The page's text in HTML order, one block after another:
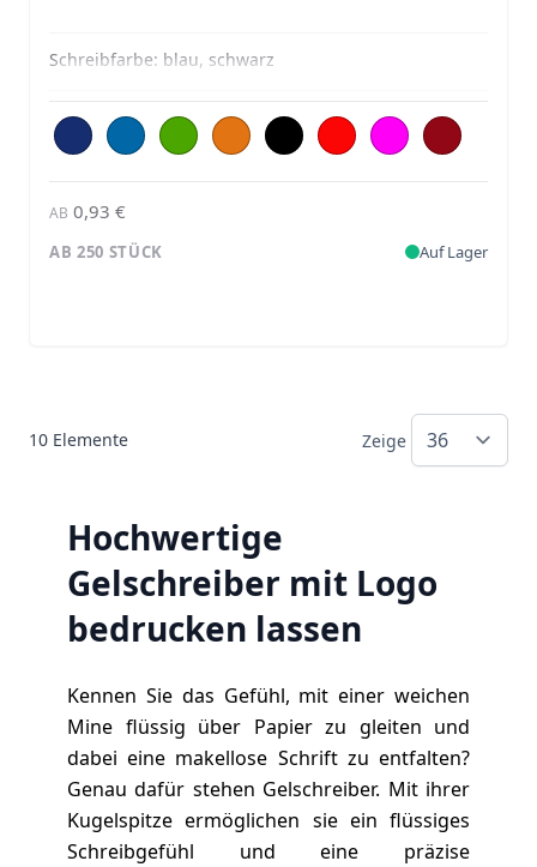
Schreibfarbe: blau, schwarz
AB 0,93 €
AB 250 STÜCK Auf Lager
10 Elemente Zeige
Hochwertige
Gelschreiber mit Logo
bedrucken lassen
Kennen Sie das Gefühl, mit einer weichen
Mine flüssig über Papier zu gleiten und
dabei eine makellose Schrift zu entfalten?
Genau dafür stehen Gelschreiber. Mit ihrer
Kugelspitze ermöglichen sie ein flüssiges
Schreibgefühl und eine präzise